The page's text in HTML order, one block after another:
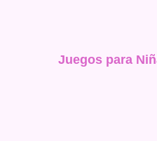
Juegos para